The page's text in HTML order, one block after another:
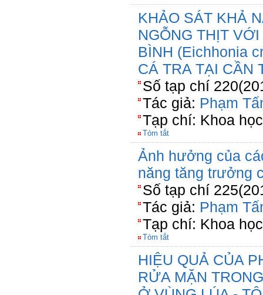
KHẢO SÁT KHẢ
NGỖNG THỊT
BÌNH (Eichhonia
CÁ TRA TẠI CẦN
Số tạp chí
Tác giả: Phạm
Tạp chí: Khoa
Tóm tắt
Ảnh hưởng của
năng tăng trưởng
Số tạp chí
Tác giả: Phạm
Tạp chí: Khoa
Tóm tắt
HIỆU QUẢ CỦA
RỬA MẶN